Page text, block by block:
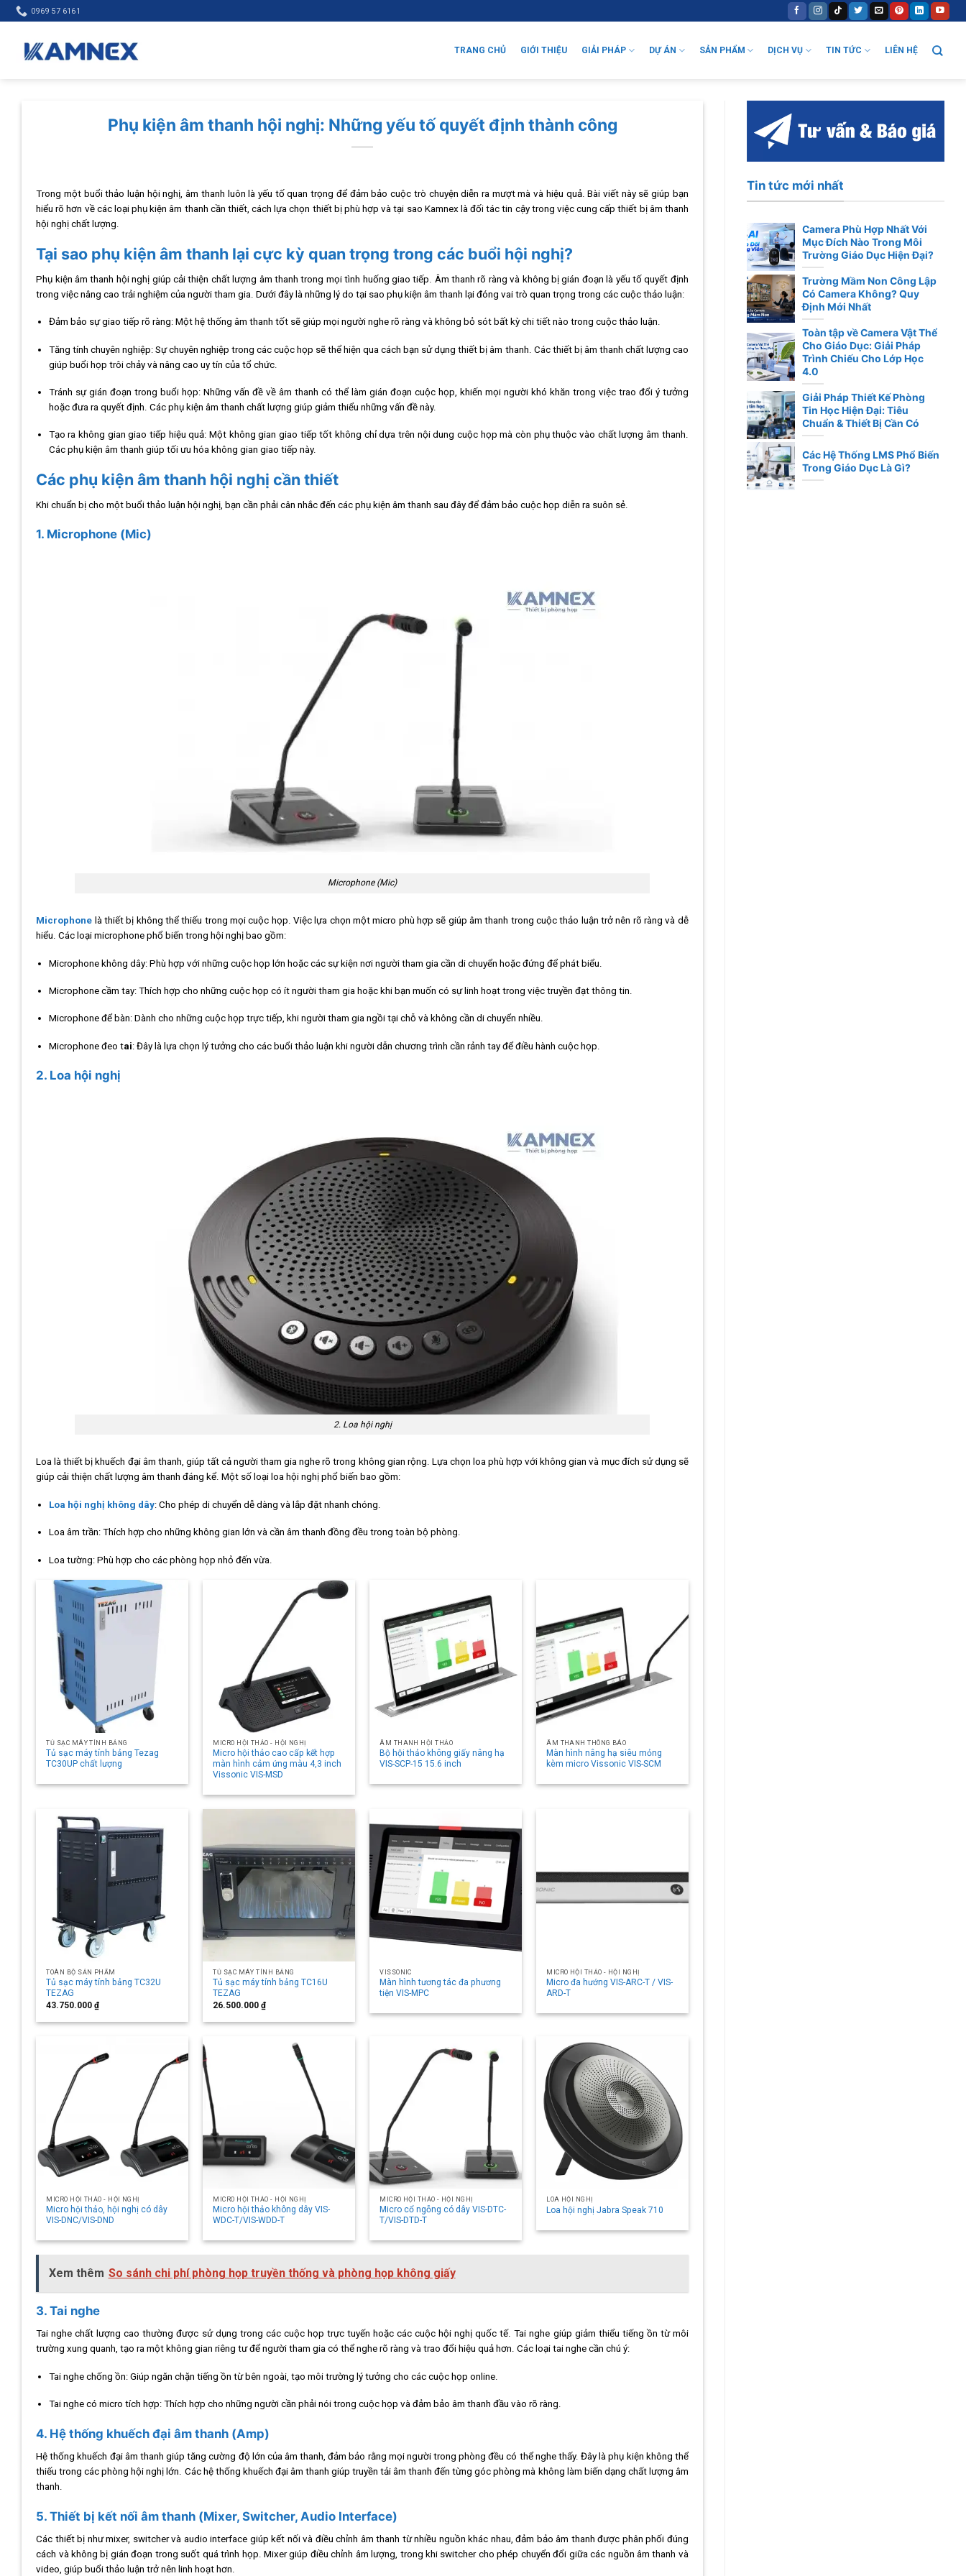
Skip
to
0969 57 6161
TRANG CHỦ GIỚI THIỆU GIẢI PHÁP DỰ ÁN SẢN PHẨM DỊCH VỤ TIN TỨC LIÊN HỆ
Phụ kiện âm thanh hội nghị: Những yếu tố quyết định thành công
Trong một buổi thảo luận hội nghị, âm thanh luôn là yếu tố quan trọng để đảm bảo cuộc trò chuyện diễn ra mượt mà và hiệu quả. Bài viết này sẽ giúp bạn
hiểu rõ hơn về các loại phụ kiện âm thanh cần thiết, cách lựa chọn thiết bị phù hợp và tại sao Kamnex là đối tác tin cậy trong việc cung cấp thiết bị âm thanh
hội nghị chất lượng.
Tại sao phụ kiện âm thanh lại cực kỳ quan trọng trong các buổi hội nghị?
Phụ kiện âm thanh hội nghị giúp cải thiện chất lượng âm thanh trong mọi tình huống giao tiếp. Âm thanh rõ ràng và không bị gián đoạn là yếu tố quyết định
trong việc nâng cao trải nghiệm của người tham gia. Dưới đây là những lý do tại sao phụ kiện âm thanh lại đóng vai trò quan trọng trong các cuộc thảo luận:
Đảm bảo sự giao tiếp rõ ràng: Một hệ thống âm thanh tốt sẽ giúp mọi người nghe rõ ràng và không bỏ sót bất kỳ chi tiết nào trong cuộc thảo luận.
Tăng tính chuyên nghiệp: Sự chuyên nghiệp trong các cuộc họp sẽ thể hiện qua cách bạn sử dụng thiết bị âm thanh. Các thiết bị âm thanh chất lượng cao
giúp buổi họp trôi chảy và nâng cao uy tín của tổ chức.
Tránh sự gián đoạn trong buổi họp: Những vấn đề về âm thanh có thể làm gián đoạn cuộc họp, khiến mọi người khó khăn trong việc trao đổi ý tưởng
hoặc đưa ra quyết định. Các phụ kiện âm thanh chất lượng giúp giảm thiểu những vấn đề này.
Tạo ra không gian giao tiếp hiệu quả: Một không gian giao tiếp tốt không chỉ dựa trên nội dung cuộc họp mà còn phụ thuộc vào chất lượng âm thanh.
Các phụ kiện âm thanh giúp tối ưu hóa không gian giao tiếp này.
Các phụ kiện âm thanh hội nghị cần thiết
Khi chuẩn bị cho một buổi thảo luận hội nghị, bạn cần phải cân nhắc đến các phụ kiện âm thanh sau đây để đảm bảo cuộc họp diễn ra suôn sẻ.
1. Microphone (Mic)
Microphone (Mic)
Microphone là thiết bị không thể thiếu trong mọi cuộc họp. Việc lựa chọn một micro phù hợp sẽ giúp âm thanh trong cuộc thảo luận trở nên rõ ràng và dễ
hiểu. Các loại microphone phổ biến trong hội nghị bao gồm:
Microphone không dây: Phù hợp với những cuộc họp lớn hoặc các sự kiện nơi người tham gia cần di chuyển hoặc đứng để phát biểu.
Microphone cầm tay: Thích hợp cho những cuộc họp có ít người tham gia hoặc khi bạn muốn có sự linh hoạt trong việc truyền đạt thông tin.
Microphone để bàn: Dành cho những cuộc họp trực tiếp, khi người tham gia ngồi tại chỗ và không cần di chuyển nhiều.
Microphone đeo tai: Đây là lựa chọn lý tưởng cho các buổi thảo luận khi người dẫn chương trình cần rảnh tay để điều hành cuộc họp.
2. Loa hội nghị
2. Loa hội nghị
Loa là thiết bị khuếch đại âm thanh, giúp tất cả người tham gia nghe rõ trong không gian rộng. Lựa chọn loa phù hợp với không gian và mục đích sử dụng sẽ
giúp cải thiện chất lượng âm thanh đáng kể. Một số loại loa hội nghị phổ biến bao gồm:
Loa hội nghị không dây: Cho phép di chuyển dễ dàng và lắp đặt nhanh chóng.
Loa âm trần: Thích hợp cho những không gian lớn và cần âm thanh đồng đều trong toàn bộ phòng.
Loa tường: Phù hợp cho các phòng họp nhỏ đến vừa.
TỦ SẠC MÁY TÍNH BẢNG
Tủ sạc máy tính bảng Tezag
TC30UP chất lượng
MICRO HỘI THẢO - HỘI NGHỊ
Micro hội thảo cao cấp kết hợp
màn hình cảm ứng màu 4,3 inch
Vissonic VIS-MSD
ÂM THANH HỘI THẢO
Bộ hội thảo không giấy nâng hạ
VIS-SCP-15 15.6 inch
ÂM THANH THÔNG BÁO
Màn hình nâng hạ siêu mỏng
kèm micro Vissonic VIS-SCM
TOÀN BỘ SẢN PHẨM
Tủ sạc máy tính bảng TC32U
TEZAG
43.750.000₫
TỦ SẠC MÁY TÍNH BẢNG
Tủ sạc máy tính bảng TC16U
TEZAG
26.500.000₫
VISSONIC
Màn hình tương tác đa phương
tiện VIS-MPC
MICRO HỘI THẢO - HỘI NGHỊ
Micro đa hướng VIS-ARC-T / VIS-
ARD-T
MICRO HỘI THẢO - HỘI NGHỊ
Micro hội thảo, hội nghị có dây
VIS-DNC/VIS-DND
MICRO HỘI THẢO - HỘI NGHỊ
Micro hội thảo không dây VIS-
WDC-T/VIS-WDD-T
MICRO HỘI THẢO - HỘI NGHỊ
Micro cổ ngỗng có dây VIS-DTC-
T/VIS-DTD-T
LOA HỘI NGHỊ
Loa hội nghị Jabra Speak 710
Xem thêm So sánh chi phí phòng họp truyền thống và phòng họp không giấy
3. Tai nghe
Tai nghe chất lượng cao thường được sử dụng trong các cuộc họp trực tuyến hoặc các cuộc hội nghị quốc tế. Tai nghe giúp giảm thiểu tiếng ồn từ môi
trường xung quanh, tạo ra một không gian riêng tư để người tham gia có thể nghe rõ ràng và trao đổi hiệu quả hơn. Các loại tai nghe cần chú ý:
Tai nghe chống ồn: Giúp ngăn chặn tiếng ồn từ bên ngoài, tạo môi trường lý tưởng cho các cuộc họp online.
Tai nghe có micro tích hợp: Thích hợp cho những người cần phải nói trong cuộc họp và đảm bảo âm thanh đầu vào rõ ràng.
4. Hệ thống khuếch đại âm thanh (Amp)
Hệ thống khuếch đại âm thanh giúp tăng cường độ lớn của âm thanh, đảm bảo rằng mọi người trong phòng đều có thể nghe thấy. Đây là phụ kiện không thể
thiếu trong các phòng hội nghị lớn. Các hệ thống khuếch đại âm thanh giúp truyền tải âm thanh đến từng góc phòng mà không làm biến dạng chất lượng âm
thanh.
5. Thiết bị kết nối âm thanh (Mixer, Switcher, Audio Interface)
Các thiết bị như mixer, switcher và audio interface giúp kết nối và điều chỉnh âm thanh từ nhiều nguồn khác nhau, đảm bảo âm thanh được phân phối đúng
cách và không bị gián đoạn trong suốt quá trình họp. Mixer giúp điều chỉnh âm lượng, trong khi switcher cho phép chuyển đổi giữa các nguồn âm thanh và
video, giúp buổi thảo luận trở nên linh hoạt hơn.
Tin tức mới nhất
Camera Phù Hợp Nhất Với
Mục Đích Nào Trong Môi
Trường Giáo Dục Hiện Đại?
Trường Mầm Non Công Lập
Có Camera Không? Quy
Định Mới Nhất
Toàn tập về Camera Vật Thể
Cho Giáo Dục: Giải Pháp
Trình Chiếu Cho Lớp Học
4.0
Giải Pháp Thiết Kế Phòng
Tin Học Hiện Đại: Tiêu
Chuẩn & Thiết Bị Cần Có
Các Hệ Thống LMS Phổ Biến
Trong Giáo Dục Là Gì?